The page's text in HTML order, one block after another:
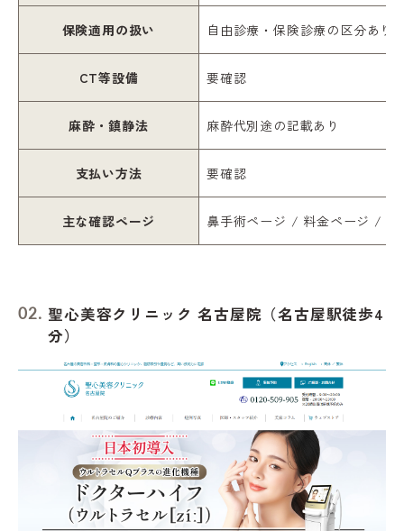
保険適用の扱い 自由診療・保険診療の区分あり
CT等設備 要確認
麻酔・鎮静法 麻酔代別途の記載あり
支払い方法 要確認
主な確認ページ 鼻手術ページ / 料金ページ / 症
聖心美容クリニック 名古屋院（名古屋駅徒歩4
分）